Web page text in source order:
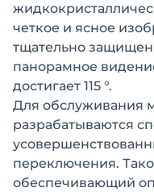
четкое и ясное
тщательно
панорамное
достигает 115 °.
Для обслуживания
разрабатываются
переключения.
обеспечивающий